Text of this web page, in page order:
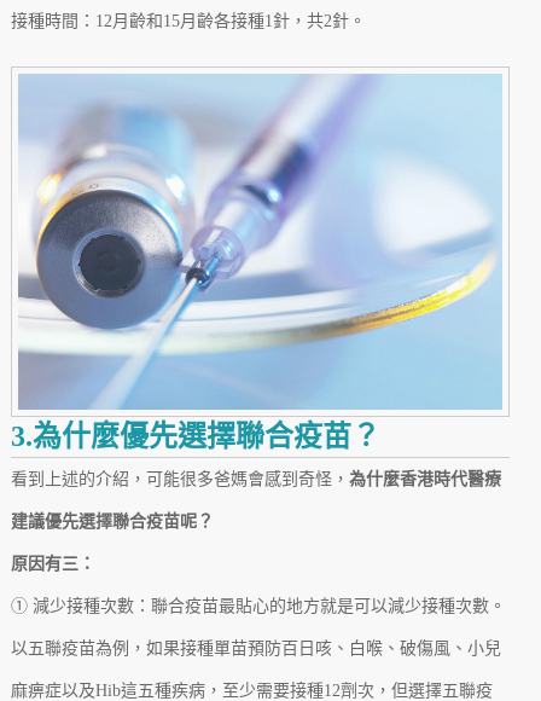
接種時間：12月齡和15月齡各接種1針，共2針。
3.為什麼優先選擇聯合疫苗？
看到上述的介紹，可能很多爸媽會感到奇怪， 為什麼香港時代醫療
建議優先選擇聯合疫苗呢？
原因有三：
① 減少接種次數：聯合疫苗最貼心的地方就是可以減少接種次數。
以五聯疫苗為例，如果接種單苗預防百日咳、白喉、破傷風、小兒
麻痹症以及Hib這五種疾病，至少需要接種12劑次，但選擇五聯疫